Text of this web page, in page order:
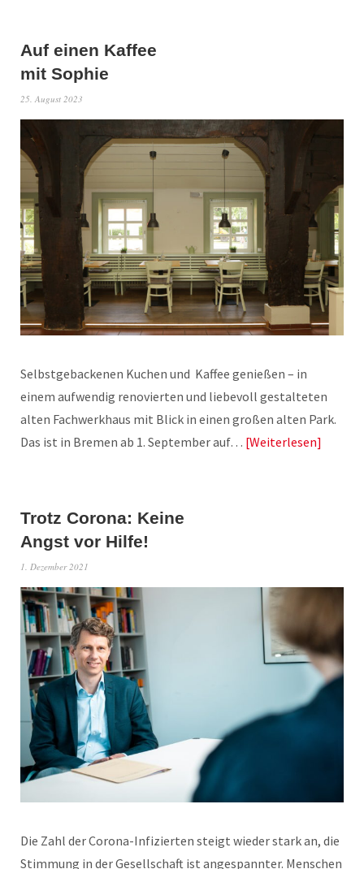
Auf einen Kaffee
mit Sophie
25. August 2023
Selbstgebackenen Kuchen und Kaffee genießen – in
einem aufwendig renovierten und liebevoll gestalteten
alten Fachwerkhaus mit Blick in einen großen alten Park.
Das ist in Bremen ab 1. September auf… Weiterlesen
Trotz Corona: Keine
Angst vor Hilfe!
1. Dezember 2021
Die Zahl der Corona-Infizierten steigt wieder stark an, die
Stimmung in der Gesellschaft ist angespannter. Menschen